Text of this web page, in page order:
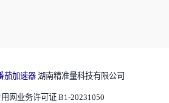
茄加速器 湖南精准量科技有限公司
网业务许可证 B1-20231050